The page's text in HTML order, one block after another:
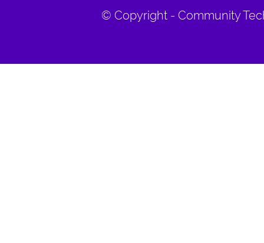
© Copyright - Community